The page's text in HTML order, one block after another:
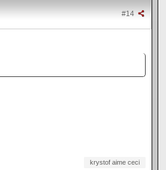
#14
krystof aime ceci